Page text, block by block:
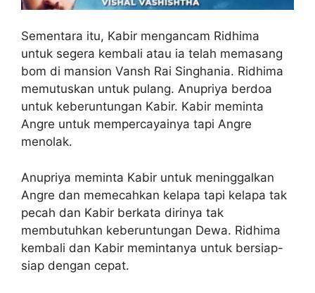
Sementara itu, Kabir mengancam Ridhima
untuk segera kembali atau ia telah memasang
bom di mansion Vansh Rai Singhania. Ridhima
memutuskan untuk pulang. Anupriya berdoa
untuk keberuntungan Kabir. Kabir meminta
Angre untuk mempercayainya tapi Angre
menolak.
Anupriya meminta Kabir untuk meninggalkan
Angre dan memecahkan kelapa tapi kelapa tak
pecah dan Kabir berkata dirinya tak
membutuhkan keberuntungan Dewa. Ridhima
kembali dan Kabir memintanya untuk bersiap-
siap dengan cepat.